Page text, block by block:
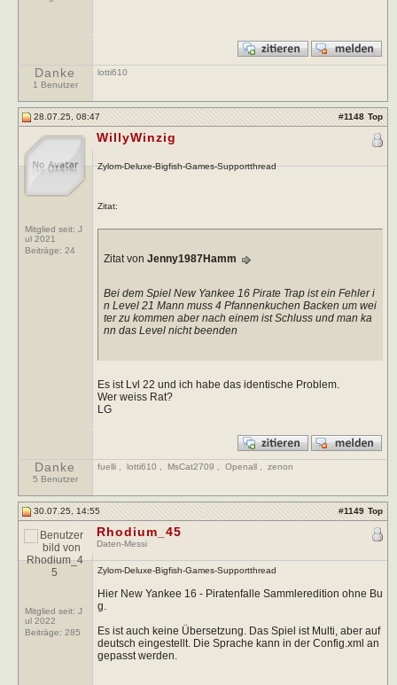
Danke
1 Benutzer
lotti610
28.07.25, 08:47 #1148 Top
Mitglied seit: J
ul 2021
Beiträge: 24
WillyWinzig
Zylom-Deluxe-Bigfish-Games-Supportthread
Zitat:
Zitat von Jenny1987Hamm
Bei dem Spiel New Yankee 16 Pirate Trap ist ein Fehler i
n Level 21 Mann muss 4 Pfannenkuchen Backen um wei
ter zu kommen aber nach einem ist Schluss und man ka
nn das Level nicht beenden
Es ist Lvl 22 und ich habe das identische Problem.
Wer weiss Rat?
LG
Danke
5 Benutzer
fuelli lotti610 MsCat2709 Openall zenon
30.07.25, 14:55 #1149 Top
Mitglied seit: J
ul 2022
Beiträge: 285
Rhodium_45
Daten-Messi
Zylom-Deluxe-Bigfish-Games-Supportthread
Hier New Yankee 16 - Piratenfalle Sammleredition ohne Bu
g.
Es ist auch keine Übersetzung. Das Spiel ist Multi, aber auf
deutsch eingestellt. Die Sprache kann in der Config.xml an
gepasst werden.